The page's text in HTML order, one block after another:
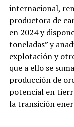
internacional,
productora de
en 2024 y
toneladas” y
explotación y
que a ello se
producción de
potencial en
la transición